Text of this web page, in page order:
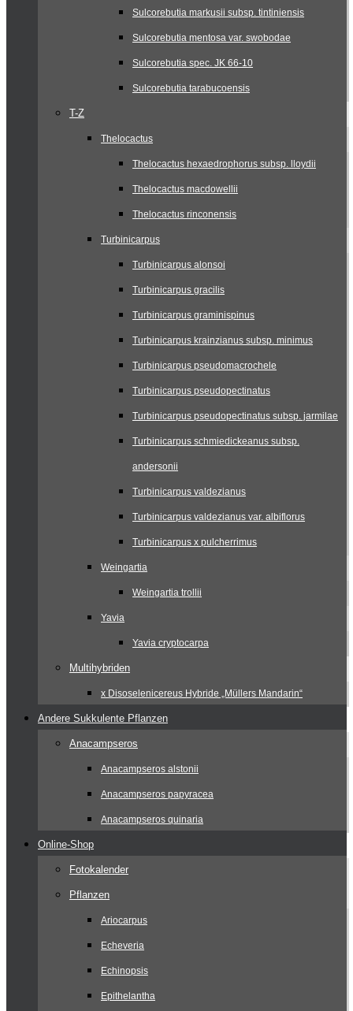
Sulcorebutia markusii subsp. tintiniensis
Sulcorebutia mentosa var. swobodae
Sulcorebutia spec. JK 66-10
Sulcorebutia tarabucoensis
T-Z
Thelocactus
Thelocactus hexaedrophorus subsp. lloydii
Thelocactus macdowellii
Thelocactus rinconensis
Turbinicarpus
Turbinicarpus alonsoi
Turbinicarpus gracilis
Turbinicarpus graminispinus
Turbinicarpus krainzianus subsp. minimus
Turbinicarpus pseudomacrochele
Turbinicarpus pseudopectinatus
Turbinicarpus pseudopectinatus subsp. jarmilae
Turbinicarpus schmiedickeanus subsp.
andersonii
Turbinicarpus valdezianus
Turbinicarpus valdezianus var. albiflorus
Turbinicarpus x pulcherrimus
Weingartia
Weingartia trollii
Yavia
Yavia cryptocarpa
Multihybriden
x Disoselenicereus Hybride „Müllers Mandarin“
Andere Sukkulente Pflanzen
Anacampseros
Anacampseros alstonii
Anacampseros papyracea
Anacampseros quinaria
Online-Shop
Fotokalender
Pflanzen
Ariocarpus
Echeveria
Echinopsis
Epithelantha